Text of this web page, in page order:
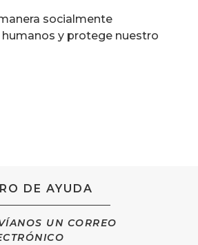
socialmente
y protege nuestro
DE AYUDA
UN CORREO